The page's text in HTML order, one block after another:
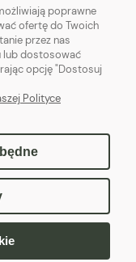
poprawne
ofertę do Twoich
przez nas
lub dostosować
opcję "Dostosuj
Polityce